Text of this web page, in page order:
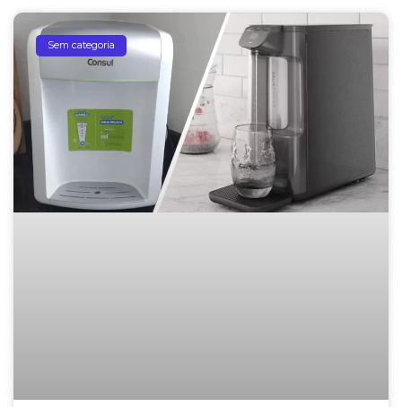
Sem categoria